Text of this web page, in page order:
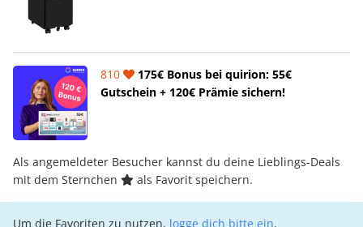
810
175€ Bonus bei quirion: 55€
Gutschein + 120€ Prämie sichern!
Als angemeldeter Besucher kannst du deine Lieblings-Deals
mit dem Sternchen
als Favorit speichern.
Um die Favoriten zu nutzen, logge dich bitte ein.